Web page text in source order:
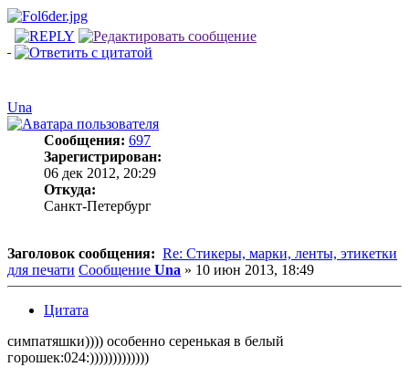
Una
Сообщения: 697
Зарегистрирован:
06 дек 2012, 20:29
Откуда:
Санкт-Петербург
Заголовок сообщения: Re: Стикеры, марки, ленты, этикетки
для печати Сообщение Una » 10 июн 2013, 18:49
Цитата
симпатяшки)))) особенно серенькая в белый
горошек:024:)))))))))))))